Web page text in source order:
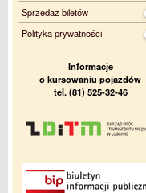
Sprzedaż biletów
Polityka prywatności
Informacje
o kursowaniu pojazdów
tel. (81) 525-32-46